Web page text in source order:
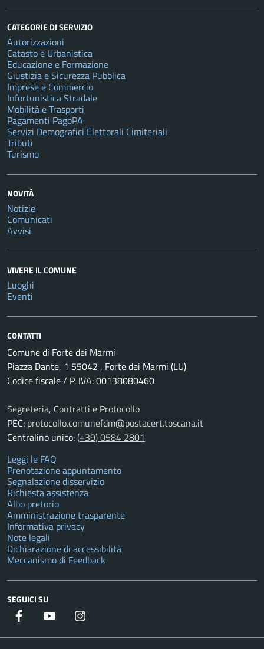
CATEGORIE DI SERVIZIO
Autorizzazioni
Catasto e Urbanistica
Educazione e Formazione
Giustizia e Sicurezza Pubblica
Imprese e Commercio
Infortunistica Stradale
Mobilità e Trasporti
Pagamenti PagoPA
Servizi Demografici Elettorali Cimiteriali
Tributi
Turismo
NOVITÀ
Notizie
Comunicati
Avvisi
VIVERE IL COMUNE
Luoghi
Eventi
CONTATTI
Comune di Forte dei Marmi
Piazza Dante, 1 55042 , Forte dei Marmi (LU)
Codice fiscale / P. IVA: 00138080460
Segreteria, Contratti e Protocollo
PEC: protocollo.comunefdm@postacert.toscana.it
Centralino unico:(+39) 0584 2801
Leggi le FAQ
Prenotazione appuntamento
Segnalazione disservizio
Richiesta assistenza
Albo pretorio
Amministrazione trasparente
Informativa privacy
Note legali
Dichiarazione di accessibilità
Meccanismo di Feedback
SEGUICI SU
Facebook YouTube